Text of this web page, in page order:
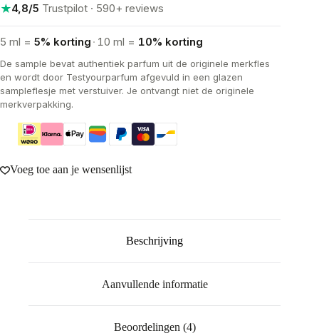
★4,8/5 Trustpilot · 590+ reviews
5 ml = 5% korting · 10 ml = 10% korting
De sample bevat authentiek parfum uit de originele merkfles
en wordt door Testyourparfum afgevuld in een glazen
sampleflesje met verstuiver. Je ontvangt niet de originele
merkverpakking.
Voeg toe aan je wensenlijst
Beschrijving
Aanvullende informatie
Beoordelingen (4)